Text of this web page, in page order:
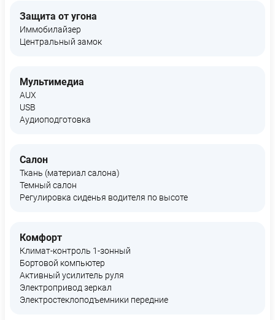
Защита от угона
Иммобилайзер
Центральный замок
Мультимедиа
AUX
USB
Аудиоподготовка
Салон
Ткань (материал салона)
Темный салон
Регулировка сиденья водителя по высоте
Комфорт
Климат-контроль 1-зонный
Бортовой компьютер
Активный усилитель руля
Электропривод зеркал
Электростеклоподъемники передние